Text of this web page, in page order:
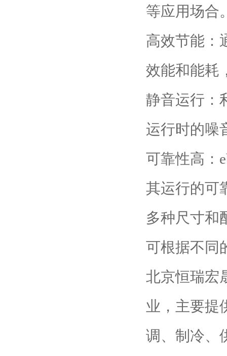
等应用场合
高效节能：
效能和能耗
静音运行：
运行时的噪
可靠性高：
其运行的可
多种尺寸和
可根据不同
北京恒瑞宏
业，主要提
调、制冷、